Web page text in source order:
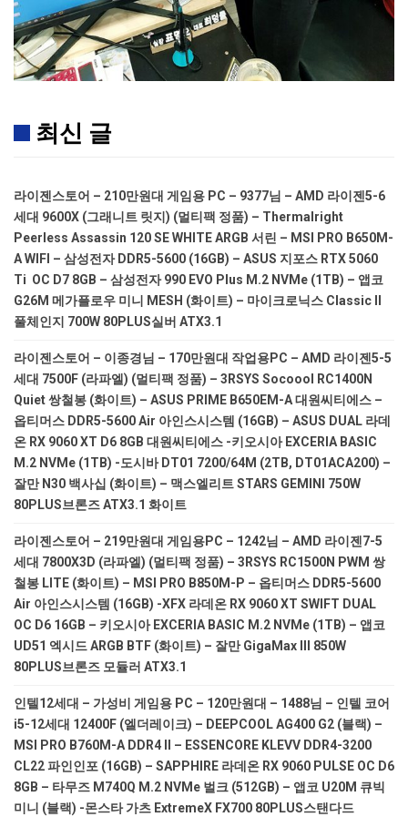
최신 글
라이젠스토어 – 210만원대 게임용 PC – 9377님 – AMD 라이젠5-6
세대 9600X (그래니트 릿지) (멀티팩 정품) – Thermalright
Peerless Assassin 120 SE WHITE ARGB 서린 – MSI PRO B650M-
A WIFI – 삼성전자 DDR5-5600 (16GB) – ASUS 지포스 RTX 5060
Ti OC D7 8GB – 삼성전자 990 EVO Plus M.2 NVMe (1TB) – 앱코
G26M 메가플로우 미니 MESH (화이트) – 마이크로닉스 Classic II
풀체인지 700W 80PLUS실버 ATX3.1
라이젠스토어 – 이종경님 – 170만원대 작업용PC – AMD 라이젠5-5
세대 7500F (라파엘) (멀티팩 정품) – 3RSYS Socoool RC1400N
Quiet 쌍철봉 (화이트) – ASUS PRIME B650EM-A 대원씨티에스 –
옵티머스 DDR5-5600 Air 아인스시스템 (16GB) – ASUS DUAL 라데
온 RX 9060 XT D6 8GB 대원씨티에스 -키오시아 EXCERIA BASIC
M.2 NVMe (1TB) -도시바 DT01 7200/64M (2TB, DT01ACA200) –
잘만 N30 백사십 (화이트) – 맥스엘리트 STARS GEMINI 750W
80PLUS브론즈 ATX3.1 화이트
라이젠스토어 – 219만원대 게임용PC – 1242님 – AMD 라이젠7-5
세대 7800X3D (라파엘) (멀티팩 정품) – 3RSYS RC1500N PWM 쌍
철봉 LITE (화이트) – MSI PRO B850M-P – 옵티머스 DDR5-5600
Air 아인스시스템 (16GB) -XFX 라데온 RX 9060 XT SWIFT DUAL
OC D6 16GB – 키오시아 EXCERIA BASIC M.2 NVMe (1TB) – 앱코
UD51 엑시드 ARGB BTF (화이트) – 잘만 GigaMax III 850W
80PLUS브론즈 모듈러 ATX3.1
인텔12세대 – 가성비 게임용 PC – 120만원대 – 1488님 – 인텔 코어
i5-12세대 12400F (엘더레이크) – DEEPCOOL AG400 G2 (블랙) –
MSI PRO B760M-A DDR4 II – ESSENCORE KLEVV DDR4-3200
CL22 파인인포 (16GB) – SAPPHIRE 라데온 RX 9060 PULSE OC D6
8GB – 타무즈 M740Q M.2 NVMe 벌크 (512GB) – 앱코 U20M 큐빅
미니 (블랙) -몬스타 가츠 ExtremeX FX700 80PLUS스탠다드